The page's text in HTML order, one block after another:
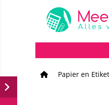
Papier en